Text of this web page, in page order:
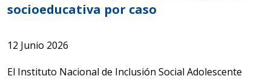
socioeducativa por caso
12 Junio 2026
El Instituto Nacional de Inclusión Social Adolescente